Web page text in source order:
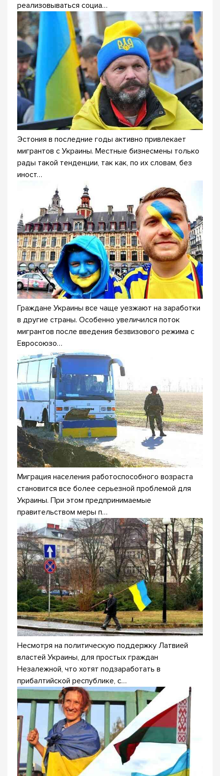
реализовываться социа…
Эстония в последние годы активно привлекает
мигрантов с Украины. Местные бизнесмены только
рады такой тенденции, так как, по их словам, без
иност…
Граждане Украины все чаще уезжают на заработки
в другие страны. Особенно увеличился поток
мигрантов после введения безвизового режима с
Евросоюзо…
Миграция населения работоспособного возраста
становится все более серьезной проблемой для
Украины. При этом предпринимаемые
правительством меры п…
Несмотря на политическую поддержку Латвией
властей Украины, для простых граждан
Незалежной, что хотят подзаработать в
прибалтийской республике, с…